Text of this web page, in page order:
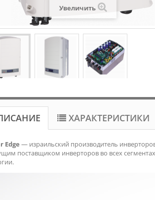
Увеличить
ХАРАКТЕРИСТИКИ
Edge — израильский производитель
поставщиком инверторов во всех